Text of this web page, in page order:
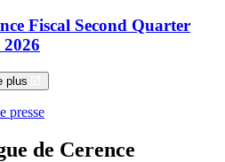
Fiscal Second Quarter
plus
presse
de Cerence